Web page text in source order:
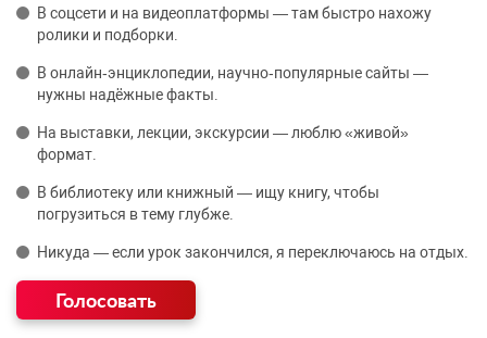
В соцсети и на видеоплатформы — там быстро нахожу
ролики и подборки.
В онлайн‑энциклопедии, научно‑популярные сайты —
нужны надёжные факты.
На выставки, лекции, экскурсии — люблю «живой»
формат.
В библиотеку или книжный — ищу книгу, чтобы
погрузиться в тему глубже.
Никуда — если урок закончился, я переключаюсь на отдых.